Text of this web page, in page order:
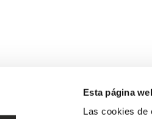
Esta página
Las cookies de